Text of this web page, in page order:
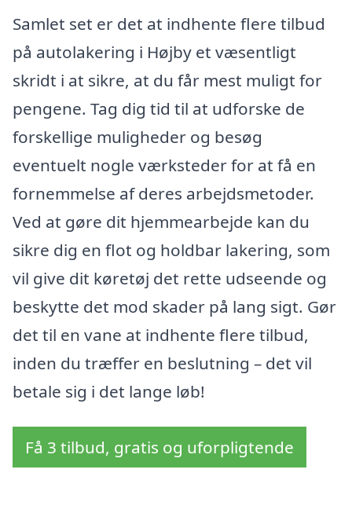
Samlet set er det at indhente flere tilbud
på autolakering i Højby et væsentligt
skridt i at sikre, at du får mest muligt for
pengene. Tag dig tid til at udforske de
forskellige muligheder og besøg
eventuelt nogle værksteder for at få en
fornemmelse af deres arbejdsmetoder.
Ved at gøre dit hjemmearbejde kan du
sikre dig en flot og holdbar lakering, som
vil give dit køretøj det rette udseende og
beskytte det mod skader på lang sigt. Gør
det til en vane at indhente flere tilbud,
inden du træffer en beslutning – det vil
betale sig i det lange løb!
Få 3 tilbud, gratis og uforpligtende